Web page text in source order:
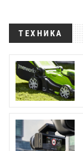
ТЕХНИКА